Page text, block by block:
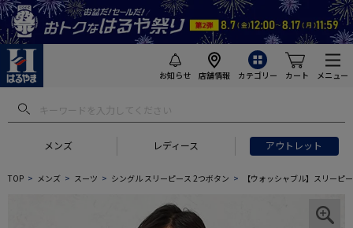
お知らせ 店舗情報 カテゴリー カート メニュー
メンズ レディース アウトレット
TOP メンズ スーツ シングル スリーピース 2つボタン 【ウォッシャブル】スリー